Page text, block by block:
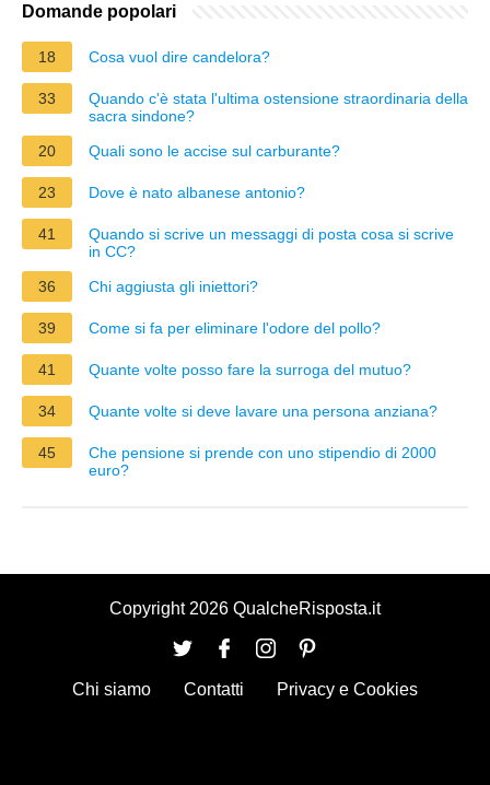
Domande popolari
18 Cosa vuol dire candelora?
33
Quando c'è stata l'ultima ostensione straordinaria della
sacra sindone?
20
Quali sono le accise sul carburante?
23 Dove è nato albanese antonio?
41
Quando si scrive un messaggi di posta cosa si scrive
in CC?
36
Chi aggiusta gli iniettori?
39 Come si fa per eliminare l'odore del pollo?
41 Quante volte posso fare la surroga del mutuo?
34 Quante volte si deve lavare una persona anziana?
45
Che pensione si prende con uno stipendio di 2000
euro?
Copyright 2026 QualcheRisposta.it
Chi siamo Contatti Privacy e Cookies